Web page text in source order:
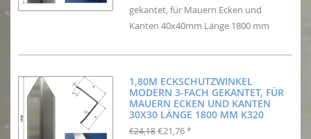
gekantet, für Mauern Ecken und
Kanten 40x40mm Länge 1800 mm
1,80M ECKSCHUTZWINKEL
MODERN 3-FACH GEKANTET, FÜR
MAUERN ECKEN UND KANTEN
30X30 LÄNGE 1800 MM K320
€24,18 €21,76 *